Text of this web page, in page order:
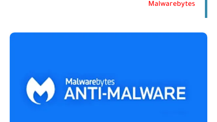
Malwarebytes